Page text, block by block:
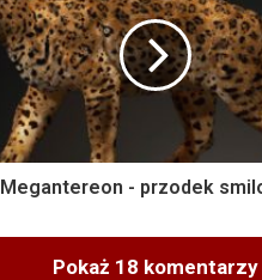
Megantereon - przodek
Pokaż 18 komentarzy